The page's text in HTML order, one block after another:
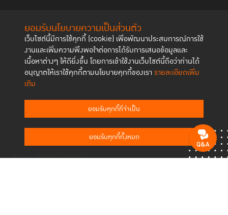
ยอมรับนโยบายความเป็นส่วนตัว
เว็บไซต์นี้มีการใช้คุกกี้ (cookie) เพื่อพัฒนาประสบการณ์การใช้
งานและเพิ่มความพึงพอใจต่อการได้รับการเสนอข้อมูลและ
เนื้อหาต่างๆ ให้ดียิ่งขึ้น โดยการเข้าใช้งานเว็บไซต์นี้ถือว่าท่านได้
อนุญาตให้เราใช้คุกกี้ตามนโยบายคุกกี้ของเรา รายละเอียดเพิ่ม
เติม
ยอมรับคุกกี้ที่จำเป็น
ยอมรับคุกกี้ทั้งหมด
ติดตามช่องทาง social